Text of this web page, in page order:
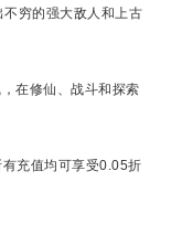
穷的强大敌人和上古
在修仙、战斗和探索
充值均可享受0.05折